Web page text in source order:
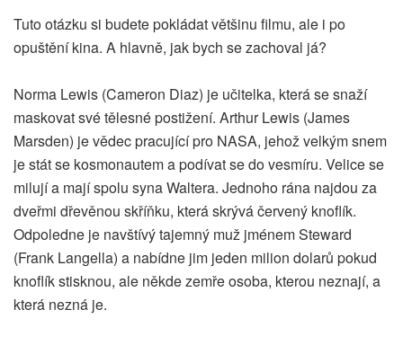
Tuto otázku si budete pokládat většinu filmu, ale i po
opuštění kina. A hlavně, jak bych se zachoval já?
Norma Lewis (Cameron Diaz) je učitelka, která se snaží
maskovat své tělesné postižení. Arthur Lewis (James
Marsden) je vědec pracující pro NASA, jehož velkým snem
je stát se kosmonautem a podívat se do vesmíru. Velice se
milují a mají spolu syna Waltera. Jednoho rána najdou za
dveřmi dřevěnou skříňku, která skrývá červený knoflík.
Odpoledne je navštívý tajemný muž jménem Steward
(Frank Langella) a nabídne jim jeden milion dolarů pokud
knoflík stisknou, ale někde zemře osoba, kterou neznají, a
která nezná je.